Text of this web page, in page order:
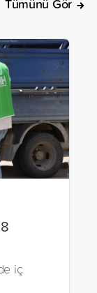
Tümünü Gör
iç